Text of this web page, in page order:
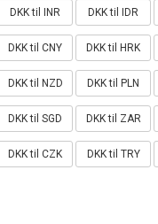
DKK til INR DKK til IDR
DKK til CNY DKK til HRK
DKK til NZD DKK til PLN
DKK til SGD DKK til ZAR
DKK til CZK DKK til TRY